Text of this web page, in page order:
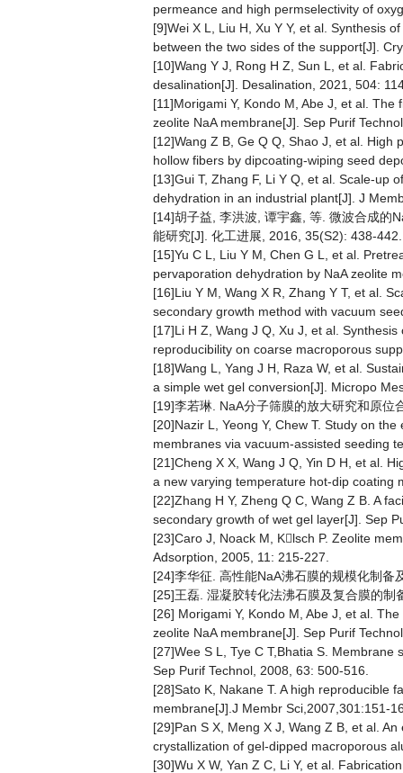
permeance and high permselectivity of
[9]Wei X L, Liu H, Xu Y Y, et al. Synthesis
between the two sides of the support[J].
[10]Wang Y J, Rong H Z, Sun L, et al.
desalination[J]. Desalination, 2021, 504:
[11]Morigami Y, Kondo M, Abe J, et al.
zeolite NaA membrane[J]. Sep Purif
[12]Wang Z B, Ge Q Q, Shao J, et al. High
hollow fibers by dipcoating-wiping seed
[13]Gui T, Zhang F, Li Y Q, et al. Scale-up
dehydration in an industrial plant[J]. J
[14]胡子益, 李洪波, 谭宇鑫, 等. 微波合成的
能研究[J]. 化工进展, 2016, 35(S2): 438-
[15]Yu C L, Liu Y M, Chen G L, et al.
pervaporation dehydration by NaA zeolite
[16]Liu Y M, Wang X R, Zhang Y T, et al.
secondary growth method with vacuum
[17]Li H Z, Wang J Q, Xu J, et al.
reproducibility on coarse macroporous
[18]Wang L, Yang J H, Raza W, et al.
a simple wet gel conversion[J]. Micropo
[19]李若琳. NaA分子筛膜的放大研究和原位
[20]Nazir L, Yeong Y, Chew T. Study on
membranes via vacuum-assisted seeding
[21]Cheng X X, Wang J Q, Yin D H, et al.
a new varying temperature hot-dip coating
[22]Zhang H Y, Zheng Q C, Wang Z B. A
secondary growth of wet gel layer[J]. Sep
[23]Caro J, Noack M, Klsch P. Zeolite
Adsorption, 2005, 11: 215-227.
[24]李华征. 高性能NaA沸石膜的规模化制
[25]王磊. 湿凝胶转化法沸石膜及复合膜的
[26] Morigami Y, Kondo M, Abe J, et al.
zeolite NaA membrane[J]. Sep Purif
[27]Wee S L, Tye C T,Bhatia S.
Sep Purif Technol, 2008, 63: 500-516.
[28]Sato K, Nakane T. A high reproducible
membrane[J].J Membr Sci,2007,301:151-
[29]Pan S X, Meng X J, Wang Z B, et al.
crystallization of gel-dipped macroporous
[30]Wu X W, Yan Z C, Li Y, et al.